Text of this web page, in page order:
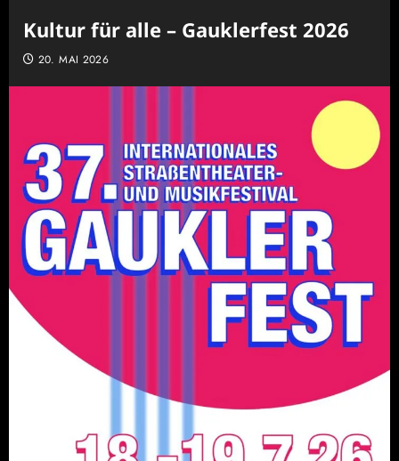
Kultur für alle – Gauklerfest 2026
20. MAI 2026